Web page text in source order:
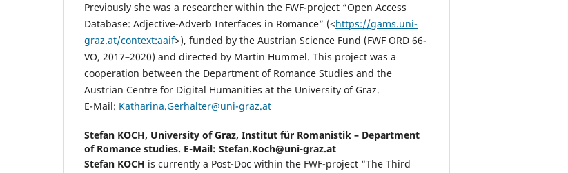
Previously she was a researcher within the FWF-project “Open Access
Database: Adjective-Adverb Interfaces in Romance” (<https://gams.uni-
graz.at/context:aaif>), funded by the Austrian Science Fund (FWF ORD 66-
VO, 2017–2020) and directed by Martin Hummel. This project was a
cooperation between the Department of Romance Studies and the
Austrian Centre for Digital Humanities at the University of Graz.
E-Mail: Katharina.Gerhalter@uni-graz.at
Stefan KOCH, University of Graz, Institut für Romanistik – Department
of Romance studies. E-Mail: Stefan.Koch@uni-graz.at
Stefan KOCH is currently a Post-Doc within the FWF-project “The Third